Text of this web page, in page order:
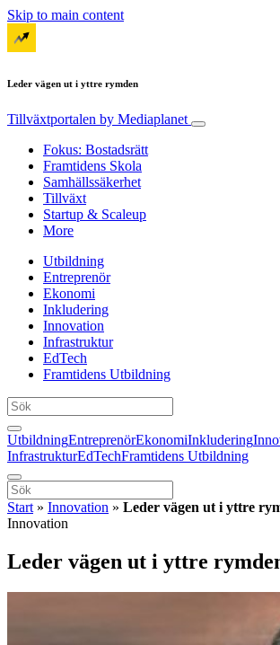
Skip to main content
Leder vägen ut i yttre rymden
Tillväxtportalen by Mediaplanet
Fokus: Bostadsrätt
Framtidens Skola
Samhällssäkerhet
Tillväxt
Startup & Scaleup
More
Utbildning
Entreprenör
Ekonomi
Inkludering
Innovation
Infrastruktur
EdTech
Framtidens Utbildning
UtbildningEntreprenörEkonomiInkludering
InfrastrukturEdTechFramtidens Utbildning
Start » Innovation » Leder vägen ut i yttre
Innovation
Leder vägen ut i yttre